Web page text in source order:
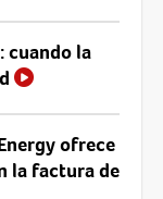
cuando la
ofrece
la factura de